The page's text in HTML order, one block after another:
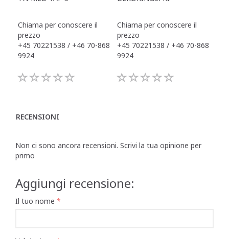
Chiama per conoscere il
prezzo
+45 70221538 / +46 70-868
9924
Chiama per conoscere il
prezzo
+45 70221538 / +46 70-868
9924
RECENSIONI
Non ci sono ancora recensioni. Scrivi la tua opinione per
primo
Aggiungi recensione:
Il tuo nome